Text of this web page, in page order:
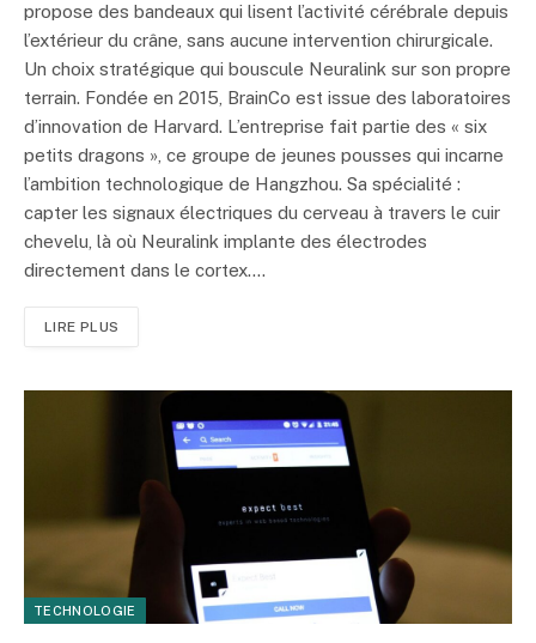
propose des bandeaux qui lisent l’activité cérébrale depuis
l’extérieur du crâne, sans aucune intervention chirurgicale.
Un choix stratégique qui bouscule Neuralink sur son propre
terrain. Fondée en 2015, BrainCo est issue des laboratoires
d’innovation de Harvard. L’entreprise fait partie des « six
petits dragons », ce groupe de jeunes pousses qui incarne
l’ambition technologique de Hangzhou. Sa spécialité :
capter les signaux électriques du cerveau à travers le cuir
chevelu, là où Neuralink implante des électrodes
directement dans le cortex.…
LIRE PLUS
TECHNOLOGIE